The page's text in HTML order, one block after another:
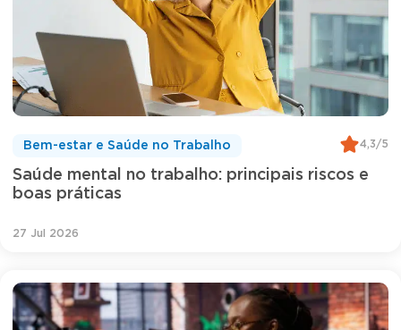
Saúde mental no trabalho: principais riscos e
boas práticas
Bem-estar e Saúde no Trabalho 4,3/5
27 Jul 2026